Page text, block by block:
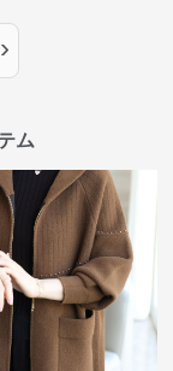
›
ム